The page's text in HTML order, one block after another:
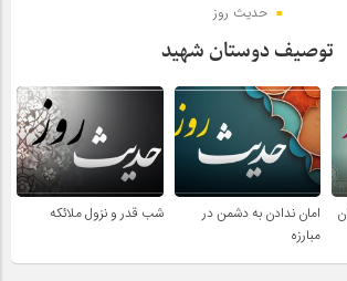
حدیث روز
توصیف دوستان شهید
امان ندادن به دشمن در
مبارزه
شب قدر و نزول ملائکه